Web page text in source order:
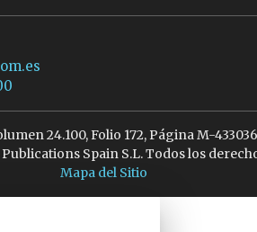
24.100, Folio 172, Página M-
Spain S.L. Todos los
Mapa del Sitio